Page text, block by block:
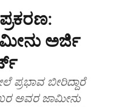
ಅರ್ಜಿ
ಪ್ರಭಾವ ಬೀರಿದ್ದಾರೆ
ಅವರ ಜಾಮೀನು